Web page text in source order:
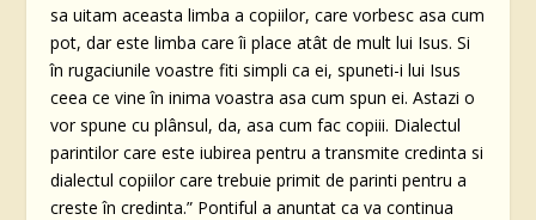
sa uitam aceasta limba a copiilor, care vorbesc asa cum
pot, dar este limba care îi place atât de mult lui Isus. Si
în rugaciunile voastre fiti simpli ca ei, spuneti-i lui Isus
ceea ce vine în inima voastra asa cum spun ei. Astazi o
vor spune cu plânsul, da, asa cum fac copiii. Dialectul
parintilor care este iubirea pentru a transmite credinta si
dialectul copiilor care trebuie primit de parinti pentru a
creste în credinta.” Pontiful a anuntat ca va continua